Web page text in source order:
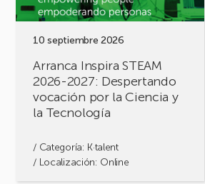
10 septiembre 2026
Arranca Inspira STEAM
2026-2027: Despertando
vocación por la Ciencia y
la Tecnología
/ Categoría: K·talent
/ Localización: Online
Despertando
vocación
Ciencia
Tecnología